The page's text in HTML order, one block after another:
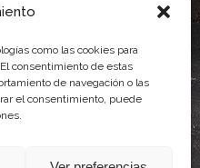
como las cookies para
consentimiento de estas
de navegación o las
el consentimiento, puede